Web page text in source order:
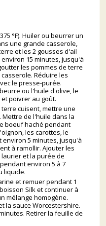
°F). Huiler ou beurrer un
une grande casserole,
et les 2 gousses d'ail
15 minutes, jusqu'à
les pommes de terre
Réduire les
le presse-purée.
ou l'huile d'olive, le
poivrer au goût.
cuisent, mettre une
de l'huile dans la
boeuf haché pendant
les carottes, le
5 minutes, jusqu'à
à ramollir. Ajouter les
laurier et la purée de
environ 5 à 7
liquide.
et remuer pendant 1
Silk et continuer à
mélange homogène.
la sauce Worcestershire.
Retirer la feuille de